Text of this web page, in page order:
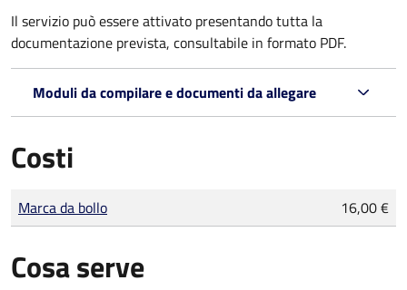
Il servizio può essere attivato presentando tutta la
documentazione prevista, consultabile in formato PDF.
Moduli da compilare e documenti da allegare
Costi
Tipo di pagamento
Importo
Marca da bollo 16,00 €
Cosa serve